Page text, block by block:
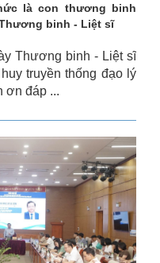
là con thương binh
binh - Liệt sĩ
Thương binh - Liệt sĩ
truyền thống đạo lý
ơn đáp ...